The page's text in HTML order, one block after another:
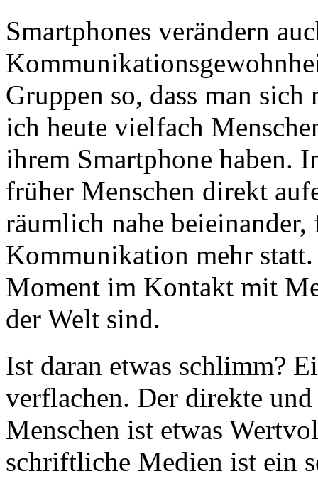
Smartphones verändern
Gruppen so, dass man
ich heute vielfach
ihrem Smartphone haben.
früher Menschen direkt
räumlich nahe
Kommunikation mehr
Moment im Kontakt mit
der Welt sind.
Ist daran etwas schlimm?
verflachen. Der direkte
Menschen ist etwas
schriftliche Medien ist ein